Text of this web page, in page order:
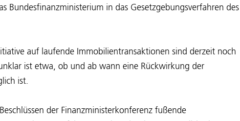
Bundesfinanzministerium in das Gesetzgebungsverfahren des
auf laufende Immobilientransaktionen sind derzeit noch
ist etwa, ob und ab wann eine Rückwirkung der
ist.
der Finanzministerkonferenz fußende